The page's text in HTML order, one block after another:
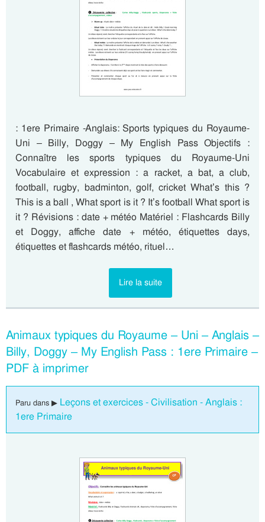
: 1ere Primaire -Anglais: Sports typiques du Royaume-
Uni – Billy, Doggy – My English Pass Objectifs :
Connaître les sports typiques du Royaume-Uni
Vocabulaire et expression : a racket, a bat, a club,
football, rugby, badminton, golf, cricket What’s this ?
This is a ball , What sport is it ? It’s football What sport is
it ? Révisions : date + météo Matériel : Flashcards Billy
et Doggy, affiche date + météo, étiquettes days,
étiquettes et flashcards météo, rituel…
Lire la suite
Animaux typiques du Royaume – Uni – Anglais –
Billy, Doggy – My English Pass : 1ere Primaire –
PDF à imprimer
Paru dans ▶ Leçons et exercices - Civilisation - Anglais :
1ere Primaire